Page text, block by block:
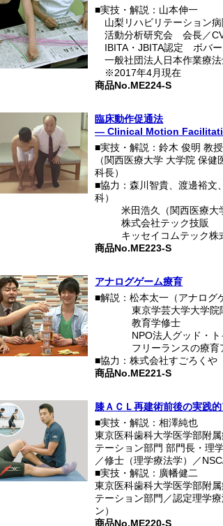
■実技・解説：山本伸一
山梨リハビリテーション
活動分析研究会 会長／
IBITA・JBITA認定 ボバー
一般社団法人日本作業療
※2017年4月現在
商品No.ME224-S
臨床動作促通法
― Clinical Motion
■実技・解説：鈴木 俊明 教授
（関西医療大学 大学院 保
科長）
■協力：森川智貴、渡邊裕文
科）
■■■：米田浩久（関西医療大
■■■：株式会社テック技販
キッセイコムテック株
商品No.ME223-S
アナログゲーム療育
■解説：松本太一（アナログ
東京学芸大学大学
教育学修士
NPO法人グッド・
フリーランスの療育
■協力：株式会社すごろくや
商品No.ME221-S
膝ＡＣＬ再建術前後の実践
■実技・解説：相澤純也
東京医科歯科大学医学部附
テーション部門 部門長・理
／修士（理学療法学）／
■実技・解説：廣幡健二
東京医科歯科大学医学部附
テーション部門／認定理学
ン）
商品No.ME220-S